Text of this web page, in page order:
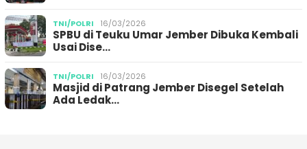
TNI/POLRI 16/03/2026
SPBU di Teuku Umar Jember Dibuka Kembali
Usai Dise…
TNI/POLRI 16/03/2026
Masjid di Patrang Jember Disegel Setelah
Ada Ledak…